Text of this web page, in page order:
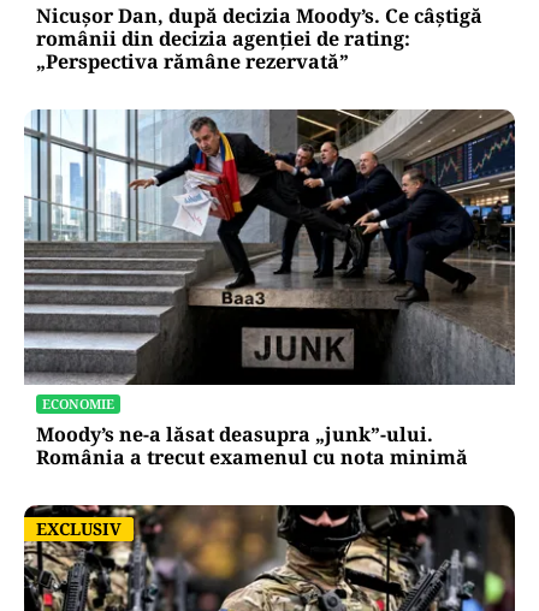
Nicușor Dan, după decizia Moody’s. Ce câștigă
românii din decizia agenției de rating:
„Perspectiva rămâne rezervată”
ECONOMIE
Moody’s ne-a lăsat deasupra „junk”-ului.
România a trecut examenul cu nota minimă
EXCLUSIV
EXCLUSIV